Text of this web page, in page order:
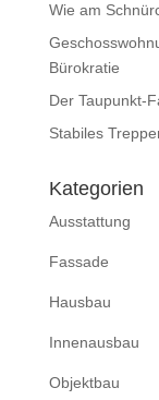
Wie am
Bürokratie
Der Taupunkt-
Stabiles
Kategorien
Ausstattung
Fassade
Hausbau
Innenausbau
Objektbau